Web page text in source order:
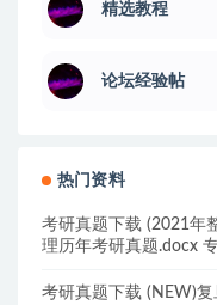
精选教程
论坛经验帖
热门资料
考研真题下载 (2021年
理历年考研真题.docx
考研真题下载 (NEW)